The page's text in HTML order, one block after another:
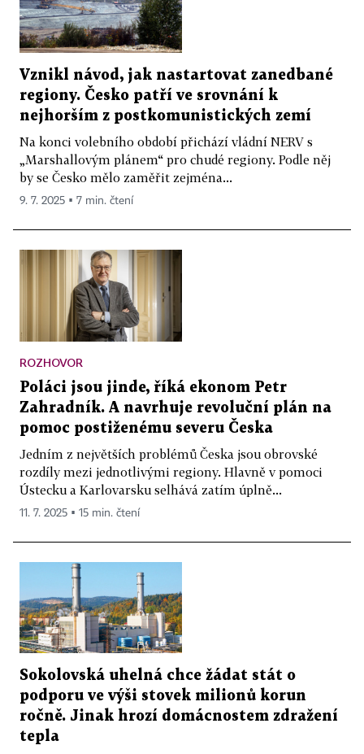
Vznikl návod, jak nastartovat zanedbané
regiony. Česko patří ve srovnání k
nejhorším z postkomunistických zemí
Na konci volebního období přichází vládní NERV s
„Marshallovým plánem“ pro chudé regiony. Podle něj
by se Česko mělo zaměřit zejména...
9. 7. 2025 ▪ 7 min. čtení
ROZHOVOR
Poláci jsou jinde, říká ekonom Petr
Zahradník. A navrhuje revoluční plán na
pomoc postiženému severu Česka
Jedním z největších problémů Česka jsou obrovské
rozdíly mezi jednotlivými regiony. Hlavně v pomoci
Ústecku a Karlovarsku selhává zatím úplně...
11. 7. 2025 ▪ 15 min. čtení
Sokolovská uhelná chce žádat stát o
podporu ve výši stovek milionů korun
ročně. Jinak hrozí domácnostem zdražení
tepla